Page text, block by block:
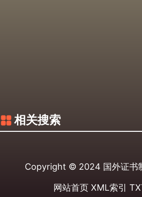
相关搜索
Copyright © 2024 国外证书
网站首页 XML索引